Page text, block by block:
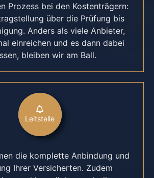
Prozess bei den Kostenträgern:
über die Prüfung bis
Anders als viele Anbieter,
einreichen und es dann dabei
bleiben wir am Ball.
Leitstelle
die komplette Anbindung und
Ihrer Versicherten. Zudem